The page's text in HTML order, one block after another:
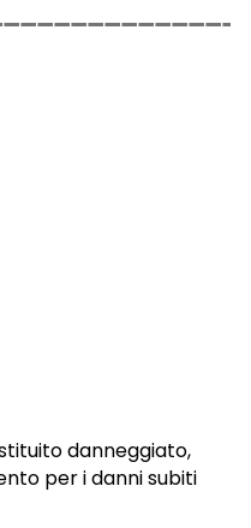
danneggiato,
per i danni subiti